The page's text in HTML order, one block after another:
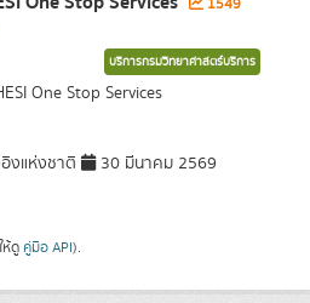
1549
บริการกรมวิทยาศาสตร์บริการ
One Stop Services
งแห่งชาติ 30 มีนาคม 2569
ห้ดู คู่มือ API).